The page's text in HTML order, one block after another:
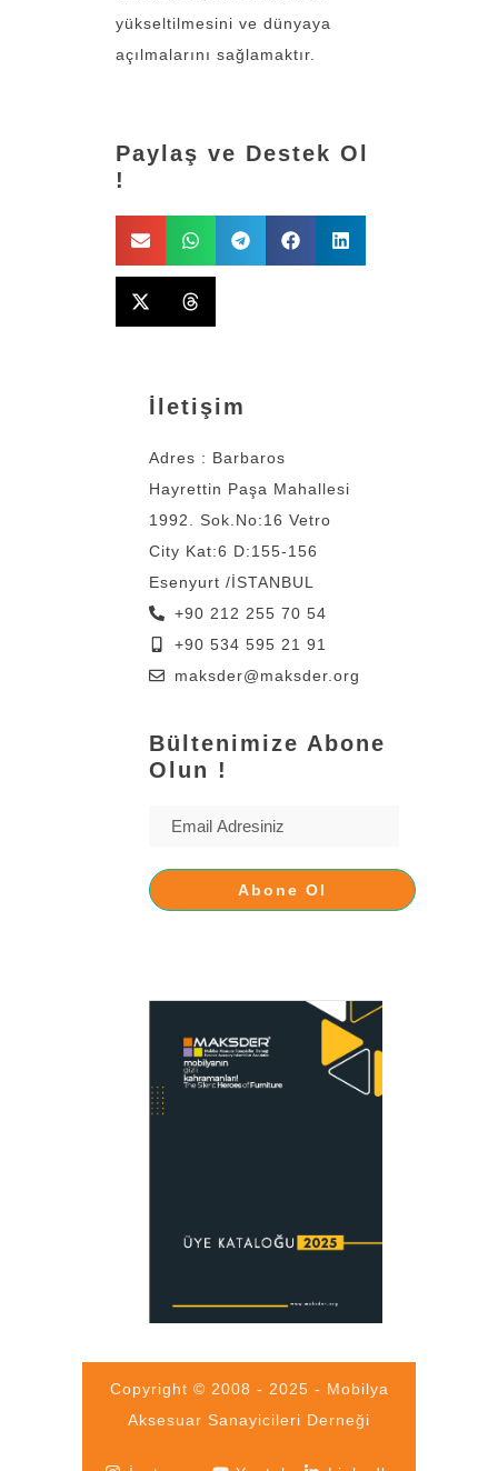
yükseltilmesini ve dünyaya
açılmalarını sağlamaktır.
Paylaş ve Destek Ol
!
İletişim
Adres : Barbaros
Hayrettin Paşa Mahallesi
1992. Sok.No:16 Vetro
City Kat:6 D:155-156
Esenyurt /İSTANBUL
+90 212 255 70 54
+90 534 595 21 91
maksder@maksder.org
Bültenimize Abone
Olun !
Copyright © 2008 - 2025 - Mobilya
Aksesuar Sanayicileri Derneği